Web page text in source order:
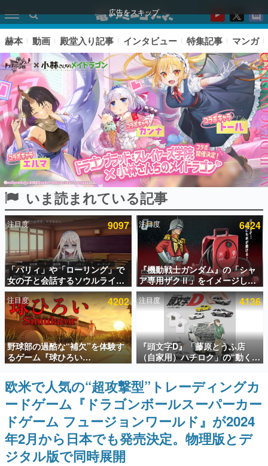
広告をスキップ
ピックアップ
電ファミのいま読まれている記事ランキング
アプリセール情報
インタビュー
連載・特集一覧
殿堂入り記事
SNS拡散数が数千以上！ ページビュー数万以上！ などな
ど。多くの人々に読まれた、電ファミ渾身の“殿堂入り”記
事をまとめました。
ゲームの企画書
名作ゲームクリエイターの方々に製作時のエピソードをお
聞きし、ヒットする企画（ゲーム）とは何か？を探ってい
きます。
赫本
この物語を解いてはいけない。『赫本』は、〈試験問題〉
の形をした短編ホラー小説集です。
赫本 動画 殿堂入り記事 インタビュー 特集記事 マンガ
いま読まれている記事
注目度 9097
「パリィ」や「ローリング」で
女の子と会話するソウルライク
恋愛ゲーム『小早川さんはソウ
ルライク』無料公開。返事に失
敗すると「YOU DIED」
注目度 6424
『機動戦士ガンダム』の「シャ
ア専用ザクⅡ」をイメージした
散水ホースリールが予約開始。
本体にはシャアのパーソナルマ
ークやジオン公国軍のエンブレ
ム、型式番号などを配置
注目度 4202
野球部の過酷な“補欠”を体験す
るゲーム『球ひろい
Simulator』が「1件」のウィッ
シュリストをもとにチェコ語に
対応しSNSで話題に。『キング
ダム・カム』開発元やチェコの
プロ野球選手から称賛の声
注目度 4136
『頭文字D』「藤原とうふ店
（自家用）ハチロク」の“動くテ
ィッシュケース”が買えるポップ
アップショップが開催へ。マン
ガの舞台である群馬の「イオン
モール高崎」にて、8月11日か
ら8月20日までの期間限定で開
催予定
欧米で人気の“超攻撃型”トレーディングカ
ードゲーム『ドラゴンボールスーパーカー
ドゲーム フュージョンワールド』が2024
年2月から日本でも発売決定。物理版とデ
ジタル版で同時展開